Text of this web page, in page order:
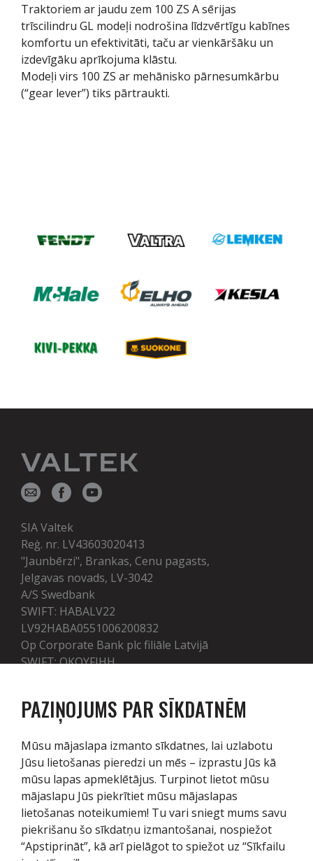
Traktoriem ar jaudu zem 100 ZS A sērijas
trīscilindru GL modeļi nodrošina līdzvērtīgu kabīnes
komfortu un efektivitāti, taču ar vienkāršāku un
izdevīgāku aprīkojuma klāstu.
Modeļi virs 100 ZS ar mehānisko pārnesumkārbu
(“gear lever”) tiks pārtraukti.
SIA Valtek
Reģ. nr. LV43603020413
"Jaunbērzi", Brankas, Cenu pagasts,
Jelgavas novads, LV-3042
A/S Swedbank
SWIFT: HABALV22
LV92HABA0551006200832
Op Corporate Bank plc filiāle Latvijā
SWIFT: OKOYFIHH
Pakalpojumi
Tehnika
Noliktava
Serviss / Rezerves daļas
Par mums
PAZIŅOJUMS PAR SĪKDATNĒM
Mūsu mājaslapa izmanto sīkdatnes, lai uzlabotu
Jūsu lietošanas pieredzi un mēs – izprastu Jūs kā
mūsu lapas apmeklētājus. Turpinot lietot mūsu
mājaslapu Jūs piekrītiet mūsu mājaslapas
lietošanas noteikumiem! Tu vari sniegt mums savu
piekrišanu šo sīkdatņu izmantošanai, nospiežot
“Apstiprināt”, kā arī pielāgot to spiežot uz “Sīkfailu